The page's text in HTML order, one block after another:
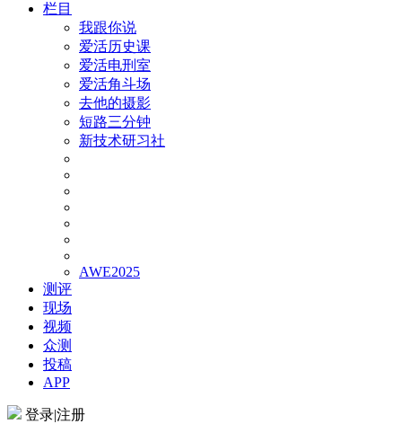
栏目
我跟你说
爱活历史课
爱活电刑室
爱活角斗场
去他的摄影
短路三分钟
新技术研习社
AWE2025
测评
现场
视频
众测
投稿
APP
登录|注册